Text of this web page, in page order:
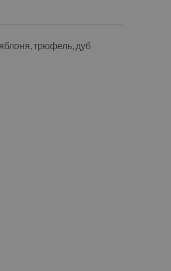
трюфель, дуб